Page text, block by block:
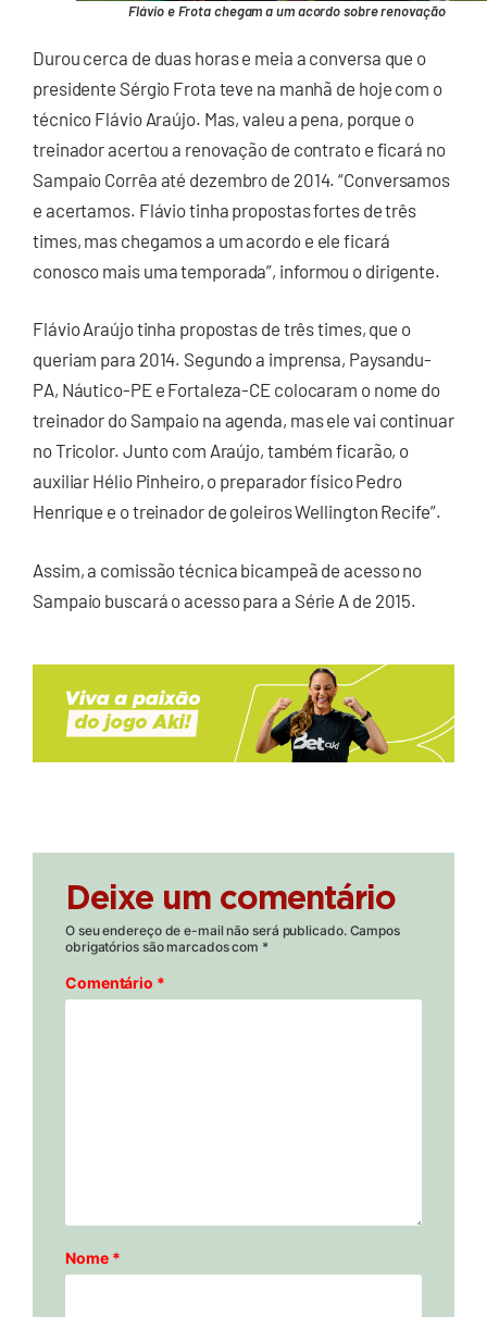
Flávio e Frota chegam a um acordo sobre renovação
Durou cerca de duas horas e meia a conversa que o
presidente Sérgio Frota teve na manhã de hoje com o
técnico Flávio Araújo. Mas, valeu a pena, porque o
treinador acertou a renovação de contrato e ficará no
Sampaio Corrêa até dezembro de 2014. “Conversamos
e acertamos. Flávio tinha propostas fortes de três
times, mas chegamos a um acordo e ele ficará
conosco mais uma temporada”, informou o dirigente.
Flávio Araújo tinha propostas de três times, que o
queriam para 2014. Segundo a imprensa, Paysandu-
PA, Náutico-PE e Fortaleza-CE colocaram o nome do
treinador do Sampaio na agenda, mas ele vai continuar
no Tricolor. Junto com Araújo, também ficarão, o
auxiliar Hélio Pinheiro, o preparador físico Pedro
Henrique e o treinador de goleiros Wellington Recife”.
Assim, a comissão técnica bicampeã de acesso no
Sampaio buscará o acesso para a Série A de 2015.
Deixe um comentário
O seu endereço de e-mail não será publicado. Campos
obrigatórios são marcados com *
Comentário *
Nome *